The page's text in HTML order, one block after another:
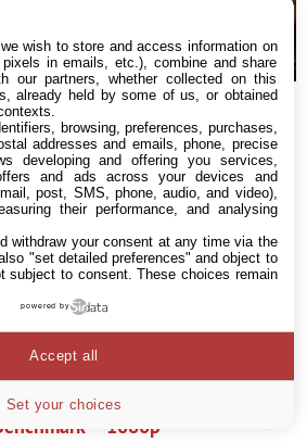
une GTX 1080 Ti
trouve le temps de BENCHER !!!
la première place sur Unigine
place au générale. Bien
– Basic
– 1080p
, we wish to store and access information on
in emails, etc.), combine and share
our partners, whether collected on this
already held by some of us, or obtained
browsing, preferences, purchases,
addresses and emails, phone, precise
developing and offering you services,
and ads across your devices and
post, SMS, phone, audio, and video),
their performance, and analysing
withdraw your consent at any time via the
"set detailed preferences" and object to
subject to consent. These choices remain
powered by
Set your choices
Accept all